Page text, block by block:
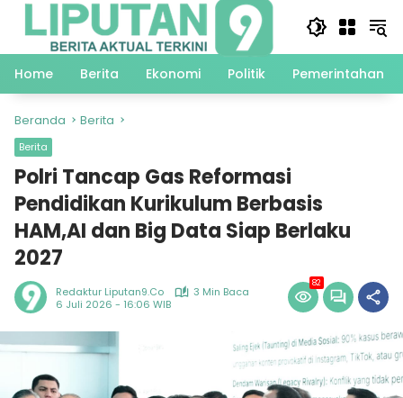
Langsung
Home
Berita Ekonomi Politik Pemerintahan
Beranda Berita
Berita
Polri Tancap Gas Reformasi
Pendidikan Kurikulum Berbasis
HAM,AI dan Big Data Siap Berlaku
2027
Redaktur Liputan9.co
3 Min Baca
6 Juli 2026 - 16:06 WIB
82